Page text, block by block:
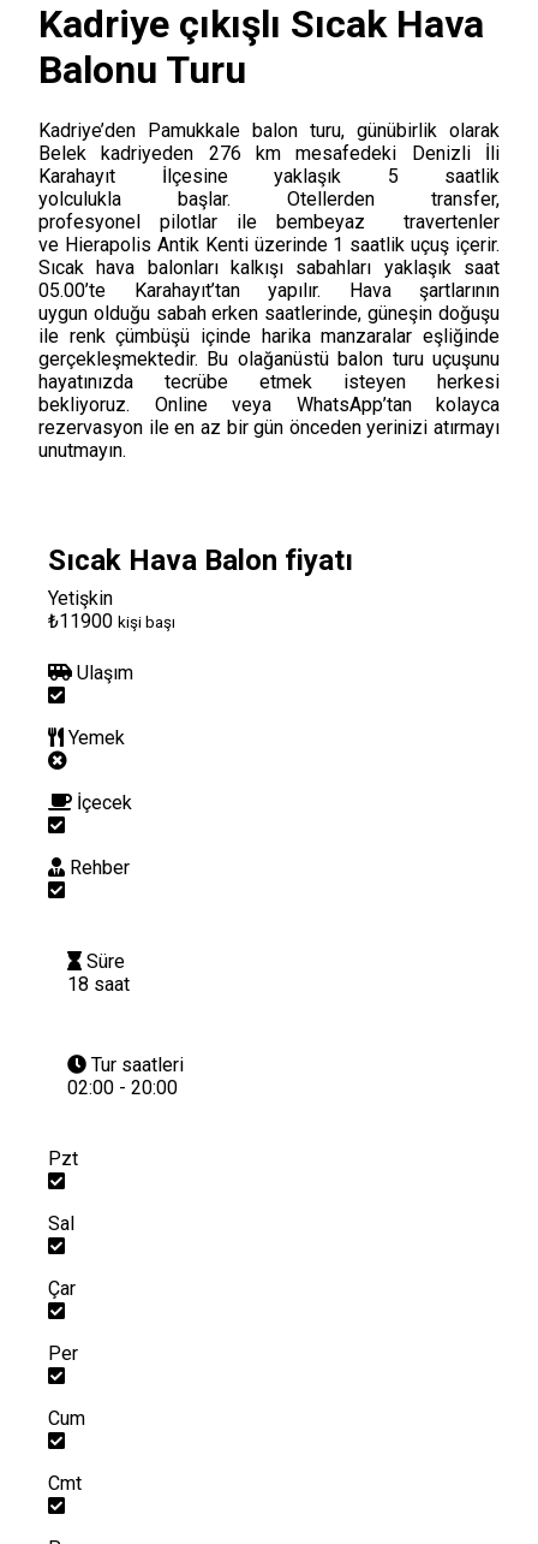
Kadriye çıkışlı Sıcak Hava
Balonu Turu
Kadriye’den Pamukkale balon turu, günübirlik olarak
Belek kadriyeden 276 km mesafedeki Denizli İli
Karahayıt İlçesine yaklaşık 5 saatlik
yolculukla başlar. Otellerden transfer,
profesyonel pilotlar ile bembeyaz travertenler
ve Hierapolis Antik Kenti üzerinde 1 saatlik uçuş içerir.
Sıcak hava balonları kalkışı sabahları yaklaşık saat
05.00’te Karahayıt’tan yapılır. Hava şartlarının
uygun olduğu sabah erken saatlerinde, güneşin doğuşu
ile renk çümbüşü içinde harika manzaralar eşliğinde
gerçekleşmektedir. Bu olağanüstü balon turu uçuşunu
hayatınızda tecrübe etmek isteyen herkesi
bekliyoruz. Online veya WhatsApp’tan kolayca
rezervasyon ile en az bir gün önceden yerinizi atırmayı
unutmayın.
Sıcak Hava Balon fiyatı
Yetişkin
₺11900 kişi başı
Ulaşım
Yemek
İçecek
Rehber
Süre
18 saat
Tur saatleri
02:00 - 20:00
Pzt
Sal
Çar
Per
Cum
Cmt